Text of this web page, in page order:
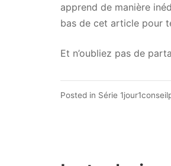
apprend de manière
bas de cet article pour
Et n’oubliez pas de
Posted in Série